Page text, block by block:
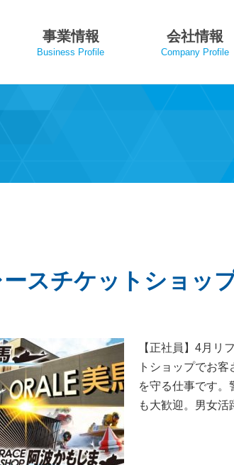
事業情報
Business Profile
会社情報
Company Profile
スチケットショッ
【正社員】4月リ
トショップでお
を守る仕事です。
も大歓迎。男女活